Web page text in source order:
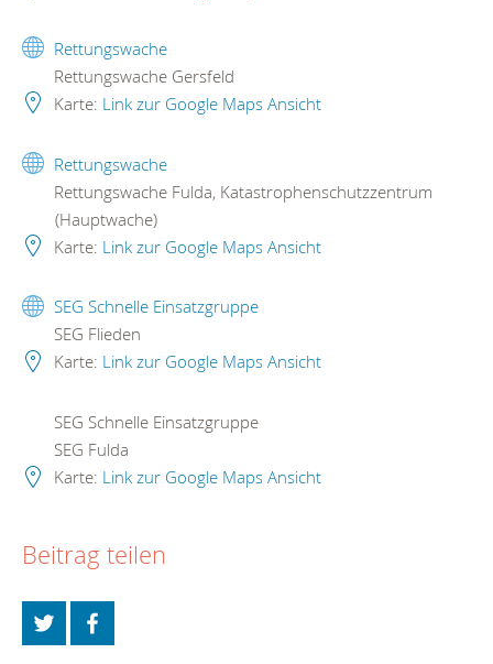
Rettungswache
Rettungswache Gersfeld
Karte: Link zur Google Maps Ansicht
Rettungswache
Rettungswache Fulda, Katastrophenschutzzentrum
(Hauptwache)
Karte: Link zur Google Maps Ansicht
SEG Schnelle Einsatzgruppe
SEG Flieden
Karte: Link zur Google Maps Ansicht
SEG Schnelle Einsatzgruppe
SEG Fulda
Karte: Link zur Google Maps Ansicht
Beitrag teilen